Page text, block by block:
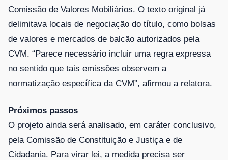
Comissão de Valores Mobiliários. O texto original já
delimitava locais de negociação do título, como bolsas
de valores e mercados de balcão autorizados pela
CVM. “Parece necessário incluir uma regra expressa
no sentido que tais emissões observem a
normatização específica da CVM”, afirmou a relatora.
Próximos passos
O projeto ainda será analisado, em caráter conclusivo,
pela Comissão de Constituição e Justiça e de
Cidadania. Para virar lei, a medida precisa ser